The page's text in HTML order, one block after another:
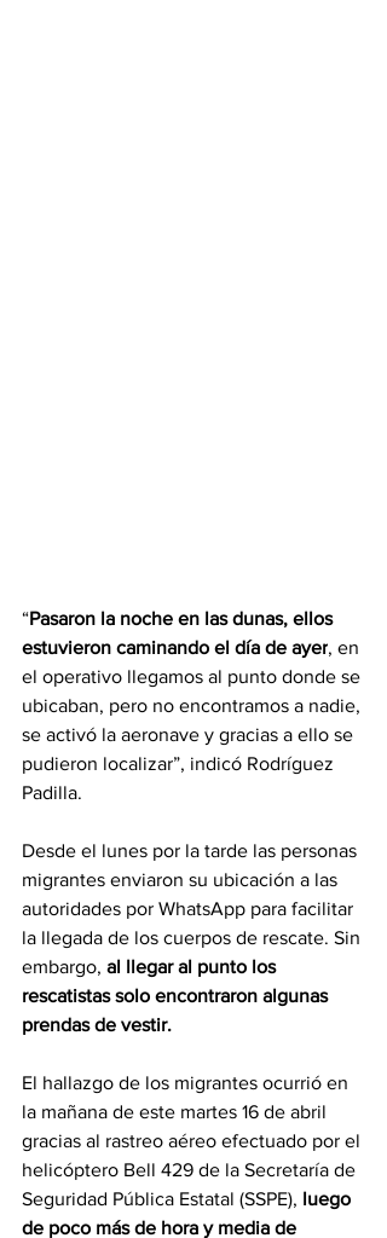
“Pasaron la noche en las dunas, ellos
estuvieron caminando el día de ayer, en
el operativo llegamos al punto donde se
ubicaban, pero no encontramos a nadie,
se activó la aeronave y gracias a ello se
pudieron localizar”, indicó Rodríguez
Padilla.
Desde el lunes por la tarde las personas
migrantes enviaron su ubicación a las
autoridades por WhatsApp para facilitar
la llegada de los cuerpos de rescate. Sin
embargo, al llegar al punto los
rescatistas solo encontraron algunas
prendas de vestir.
El hallazgo de los migrantes ocurrió en
la mañana de este martes 16 de abril
gracias al rastreo aéreo efectuado por el
helicóptero Bell 429 de la Secretaría de
Seguridad Pública Estatal (SSPE), luego
de poco más de hora y media de